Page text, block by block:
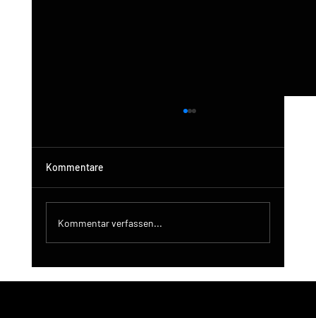
Kommentare
Kommentar verfassen...